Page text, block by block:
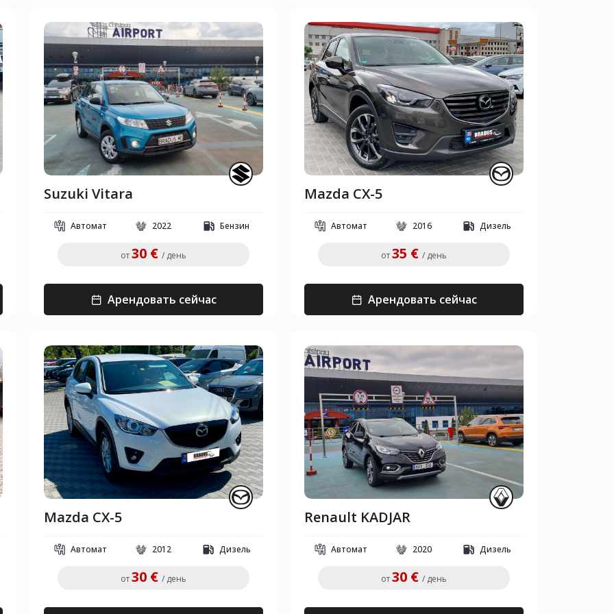
Suzuki Vitara
Автомат 2022 Бензин
от30 € / день
Арендовать сейчас
Mazda CX-5
Автомат 2016 Дизель
от35 € / день
Арендовать сейчас
Mazda CX-5
Автомат 2012 Дизель
от30 € / день
Renault KADJAR
Автомат 2020 Дизель
от30 € / день